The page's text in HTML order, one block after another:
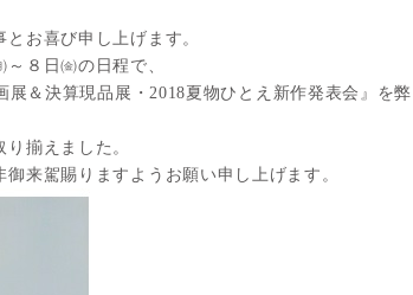
お喜び申し上げます。
８日㈮の日程で、
展＆決算現品展・2018夏物ひとえ新作発表会』を弊
揃えました。
来駕賜りますようお願い申し上げます。